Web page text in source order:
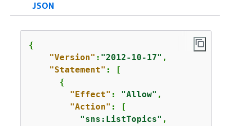
JSON
{
"Version" : "2012-10-17" ,
"Statement" : [
{
"Effect" : "Allow" ,
"Action" : [
"sns:ListTopics" ,